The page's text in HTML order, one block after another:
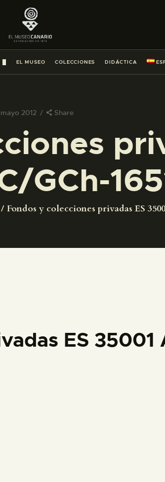
EL MUSEO COLECCIONES DIDÁCTICA
mayo 2012 Share
GCh-
Fondos y colecciones privadas ES
ES 35001